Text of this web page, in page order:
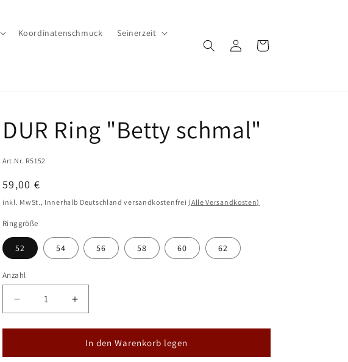
Koordinatenschmuck Seinerzeit
EinloggenWarenkorb
DUR Ring "Betty schmal"
Art.Nr. R5152
Normaler
Preis
59,00 €
inkl. MwSt., Innerhalb Deutschland versandkostenfrei (Alle Versandkosten)
Ringgröße
52 54 56 58 60 62
Anzahl
Verringere
die
Menge
DUR
Erhöhe
die
Menge
für
DUR
In den Warenkorb legen